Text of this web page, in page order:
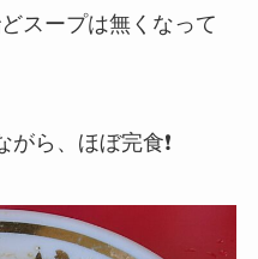
スープは無くなって
ら、ほぼ完食❗